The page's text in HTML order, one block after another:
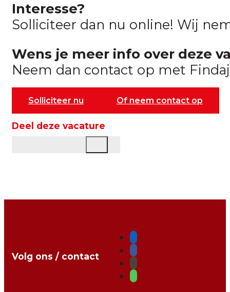
Interesse?
Solliciteer dan nu online! Wij
Wens je meer info over deze
Neem dan contact op met
Solliciteer nu Of neem contact op
Deel deze vacature
Volg ons / contact